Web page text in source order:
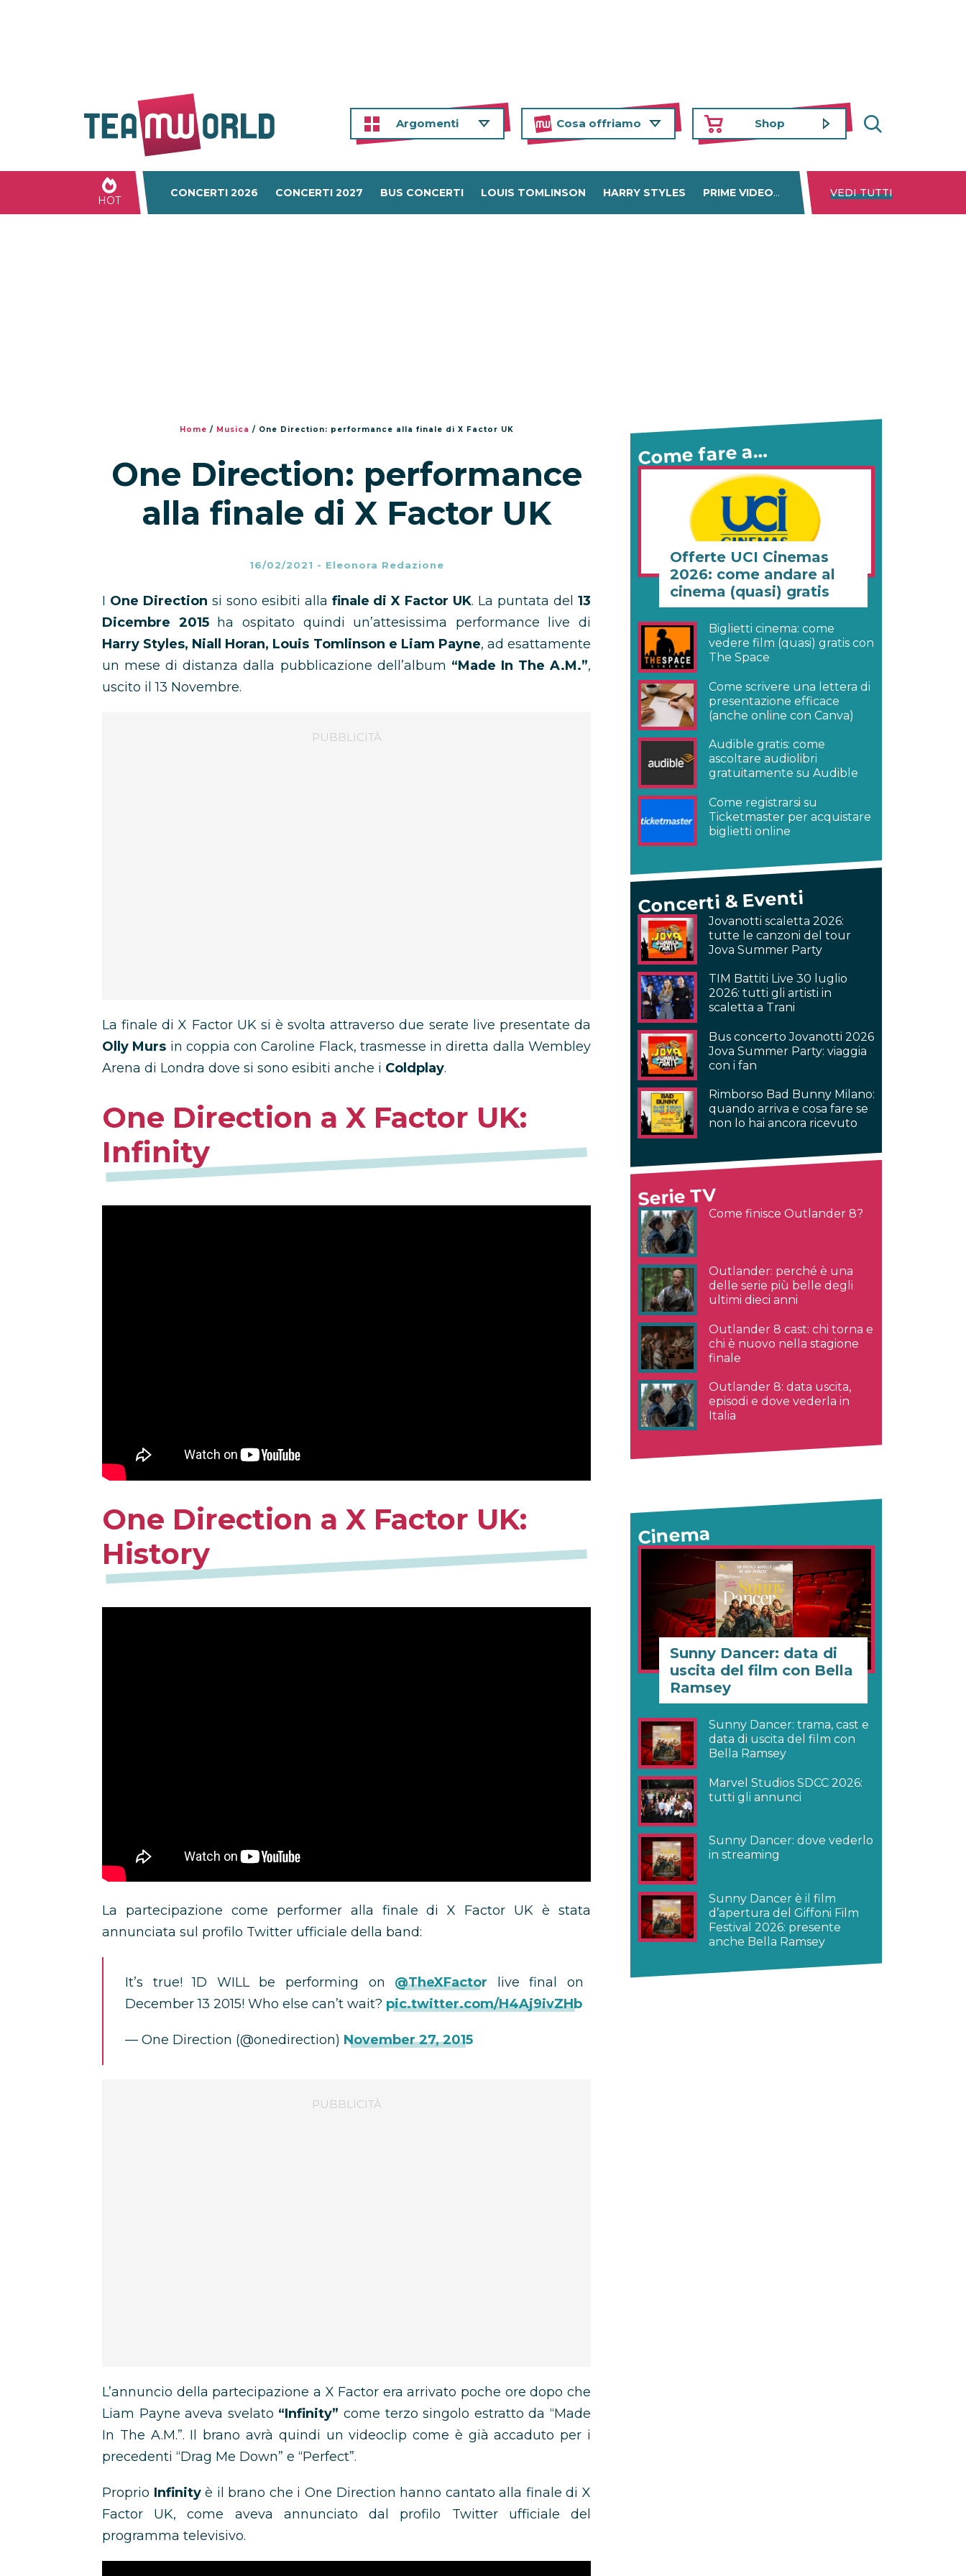
Argomenti Cosa offriamo Shop
HOT
CONCERTI 2026 CONCERTI 2027 BUS CONCERTI LOUIS TOMLINSON HARRY STYLES PRIME VIDEO DISNEY+ NETFLIX
VEDI TUTTI
Home / Musica / One Direction: performance alla finale di X Factor UK
One Direction: performance
alla finale di X Factor UK
16/02/2021 - Eleonora Redazione
I One Direction si sono esibiti alla finale di X Factor UK. La puntata del13
Dicembre 2015ha ospitato quindi un’attesissima performance live di
Harry Styles, Niall Horan, Louis Tomlinson e Liam Payne, ad esattamente
un mese di distanza dalla pubblicazione dell’album “Made In The A.M.”,
uscito il 13 Novembre.
La finale di X Factor UK si è svolta attraverso due serate live presentate da
Olly Murs in coppia con Caroline Flack, trasmesse in diretta dalla Wembley
Arena di Londra dove si sono esibiti anche i Coldplay.
One Direction a X Factor UK:
Infinity
One Direction a X Factor UK:
History
La partecipazione come performer alla finale di X Factor UK è stata
annunciata sul profilo Twitter ufficiale della band:
It’s true! 1D WILL be performing on @TheXFactor live final on
December 13 2015! Who else can’t wait? pic.twitter.com/H4Aj9ivZHb
— One Direction (@onedirection) November 27, 2015
L’annuncio della partecipazione a X Factor era arrivato poche ore dopo che
Liam Payne aveva svelato “Infinity” come terzo singolo estratto da “Made
In The A.M.”. Il brano avrà quindi un videoclip come è già accaduto per i
precedenti “Drag Me Down” e “Perfect”.
Proprio Infinityè il brano che i One Direction hanno cantato alla finale di X
Factor UK, come aveva annunciato dal profilo Twitter ufficiale del
programma televisivo.
Come fare a…
Offerte UCI Cinemas
2026: come andare al
cinema (quasi) gratis
Biglietti cinema: come
vedere film (quasi) gratis con
The Space
Come scrivere una lettera di
presentazione efficace
(anche online con Canva)
Audible gratis: come
ascoltare audiolibri
gratuitamente su Audible
Come registrarsi su
Ticketmaster per acquistare
biglietti online
Concerti & Eventi
Jovanotti scaletta 2026:
tutte le canzoni del tour
Jova Summer Party
TIM Battiti Live 30 luglio
2026: tutti gli artisti in
scaletta a Trani
Bus concerto Jovanotti 2026
Jova Summer Party: viaggia
con i fan
Rimborso Bad Bunny Milano:
quando arriva e cosa fare se
non lo hai ancora ricevuto
Serie TV
Come finisce Outlander 8?
Outlander: perché è una
delle serie più belle degli
ultimi dieci anni
Outlander 8 cast: chi torna e
chi è nuovo nella stagione
finale
Outlander 8: data uscita,
episodi e dove vederla in
Italia
Cinema
Sunny Dancer: data di
uscita del film con Bella
Ramsey
Sunny Dancer: trama, cast e
data di uscita del film con
Bella Ramsey
Marvel Studios SDCC 2026:
tutti gli annunci
Sunny Dancer: dove vederlo
in streaming
Sunny Dancer è il film
d’apertura del Giffoni Film
Festival 2026: presente
anche Bella Ramsey